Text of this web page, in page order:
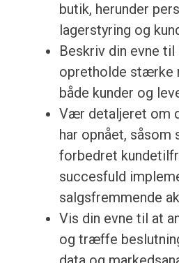
butik, herunder
lagerstyring og
Beskriv din evne
opretholde stærke
både kunder og
Vær detaljeret om
har opnået, såsom
forbedret
succesfuld
salgsfremmende
Vis din evne til at
og træffe